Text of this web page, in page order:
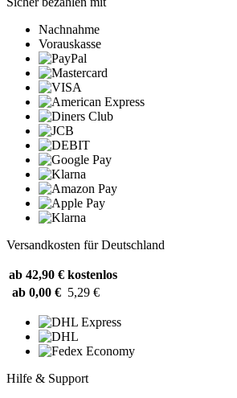
Nachnahme
Vorauskasse
Versandkosten für Deutschland
ab 42,90 € kostenlos
ab 0,00 € 5,29 €
Hilfe & Support